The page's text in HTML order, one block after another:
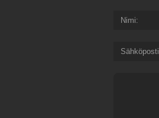
Nimi
Sähköposti